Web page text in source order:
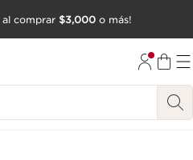
al comprar $3,000 o más!